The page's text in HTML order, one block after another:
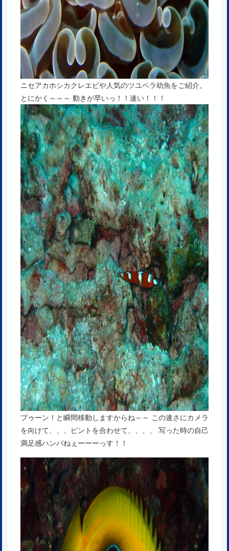
ニセアカホシカクレエビや人気のツユベラ幼魚をご紹介。
とにかく～～～ 動きが早いっ！！速い！！！
プゥーン！と瞬間移動しますからね～～ この速さにカメラ
を向けて、、、ピントを合わせて、、、、 写った時の自己
満足感ハンパねぇーーーっす！！